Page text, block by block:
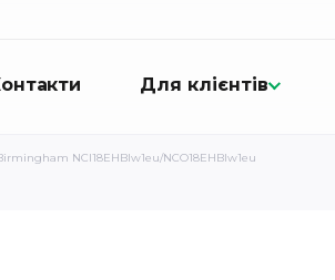
Для клієнтів
NCI18EHBIw1eu/NCO18EHBIw1eu